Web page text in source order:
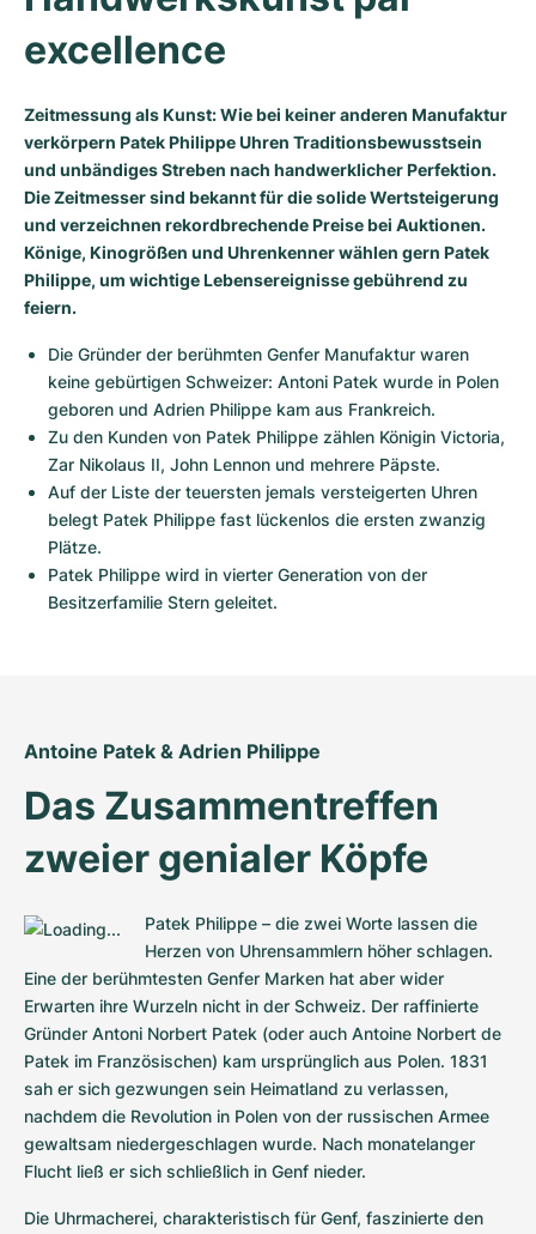
Yacht-Master
Yacht-Master II
Sea-Dweller
Sky-Dweller
Submariner
Damenuhren
Crash
Pasha
Tortue
Baignoire
Ballon Blanc
Roadster
Gebraucht
Damenuhren
Professional
Transocean
Cockpit
Chronospace
Super Avenger
Galactic
Montbrillant
Gebraucht
Damenuhren
Gebraucht
Damenuhren
Da Vinci
Aquatimer
Spitfire
GST
Vintage
Gebraucht
Spirit of Big Bang
Gebraucht
excellence
Zeitmessung als Kunst: Wie bei keiner anderen Manufaktur
verkörpern Patek Philippe Uhren Traditionsbewusstsein
und unbändiges Streben nach handwerklicher Perfektion.
Die Zeitmesser sind bekannt für die solide Wertsteigerung
und verzeichnen rekordbrechende Preise bei Auktionen.
Könige, Kinogrößen und Uhrenkenner wählen gern Patek
Philippe, um wichtige Lebensereignisse gebührend zu
feiern.
Die Gründer der berühmten Genfer Manufaktur waren
keine gebürtigen Schweizer: Antoni Patek wurde in Polen
geboren und Adrien Philippe kam aus Frankreich.
Zu den Kunden von Patek Philippe zählen Königin Victoria,
Zar Nikolaus II, John Lennon und mehrere Päpste.
Auf der Liste der teuersten jemals versteigerten Uhren
belegt Patek Philippe fast lückenlos die ersten zwanzig
Plätze.
Patek Philippe wird in vierter Generation von der
Besitzerfamilie Stern geleitet.
Antoine Patek & Adrien Philippe
Das Zusammentreffen
zweier genialer Köpfe
Patek Philippe – die zwei Worte lassen die
Herzen von Uhrensammlern höher schlagen.
Eine der berühmtesten Genfer Marken hat aber wider
Erwarten ihre Wurzeln nicht in der Schweiz. Der raffinierte
Gründer Antoni Norbert Patek (oder auch Antoine Norbert de
Patek im Französischen) kam ursprünglich aus Polen. 1831
sah er sich gezwungen sein Heimatland zu verlassen,
nachdem die Revolution in Polen von der russischen Armee
gewaltsam niedergeschlagen wurde. Nach monatelanger
Flucht ließ er sich schließlich in Genf nieder.
Die Uhrmacherei, charakteristisch für Genf, faszinierte den